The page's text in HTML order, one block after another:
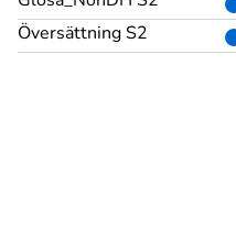
Översättning S2
tillsammans och det var